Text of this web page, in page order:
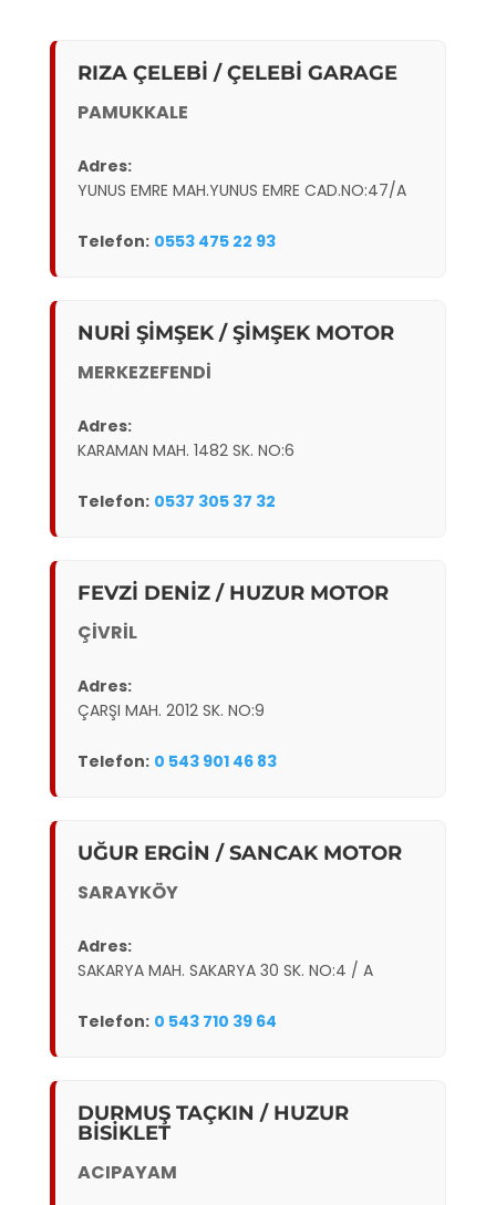
RIZA ÇELEBİ / ÇELEBİ GARAGE
PAMUKKALE
Adres:
YUNUS EMRE MAH.YUNUS EMRE CAD.NO:47/A
Telefon: 0553 475 22 93
NURİ ŞİMŞEK / ŞİMŞEK MOTOR
MERKEZEFENDİ
Adres:
KARAMAN MAH. 1482 SK. NO:6
Telefon: 0537 305 37 32
FEVZİ DENİZ / HUZUR MOTOR
ÇİVRİL
Adres:
ÇARŞI MAH. 2012 SK. NO:9
Telefon: 0 543 901 46 83
UĞUR ERGİN / SANCAK MOTOR
SARAYKÖY
Adres:
SAKARYA MAH. SAKARYA 30 SK. NO:4 / A
Telefon: 0 543 710 39 64
DURMUŞ TAÇKIN / HUZUR
BİSİKLET
ACIPAYAM